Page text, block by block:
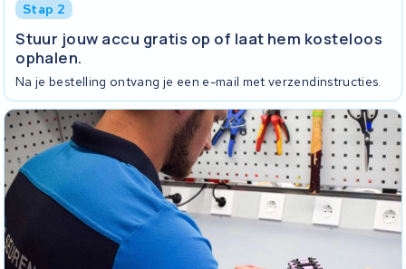
Stap 2
Stuur jouw accu gratis op of laat hem kosteloos
ophalen.
Na je bestelling ontvang je een e-mail met verzendinstructies.